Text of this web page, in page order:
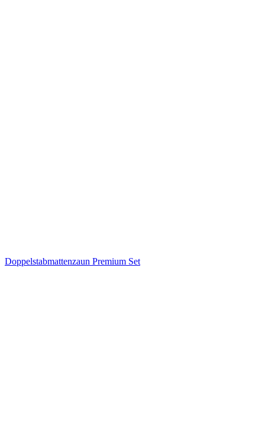
Doppelstabmattenzaun Premium Set